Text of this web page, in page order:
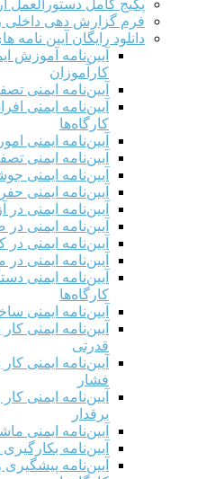
پکیج کامل دستورالعمل
فرم گزارش دهی
دانلود رایگان آیین
آیین‌نامه آموزش
کارآموزان
آیین‌نامه ایمنی
آیین‌نامه ایمنی
کارگاه‌ها
آیین‌نامه ایمنی
آیین‌نامه ایمنی
آیین‌نامه ایمنی
آیین‌نامه ایمنی
آیین‌نامه ایمنی در
آیین‌نامه ایمنی
آیین‌نامه ایمنی
آیین‌نامه ایمنی در
آیین‌نامه ایمنی
کارگاه‌ها
آیین‌نامه ایمنی
آیین‌نامه ایمنی
قدرتی
آیین‌نامه ایمنی
فشار
آیین‌نامه ایمنی
برقدار
آیین‌نامه ایمنی
آیین‌نامه
آیین‌نامه